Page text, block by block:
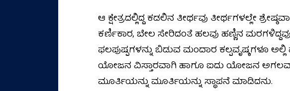
ಆ ಕ್ಷೇತ್ರದಲ್ಲಿದ್ದ ಕಡಲಿನ ತೀರ್ಥವು ತೀರ್ಥಗಳಲ್ಲೇ
ಕರ್ಣಿಕಾರ, ಬೇಲ ಸೇರಿದಂತೆ ಹಲವು ಹಣ್ಣಿನ
ಫಲಪುಷ್ಪಗಳನ್ನು ಬಿಡುವ ಮಂದಾರ ಕಲ್ಪವೃಷ್ಕಗಳೂ ಅಲ್ಲಿ
ಯೋಜನ ವಿಸ್ತಾರವಾಗಿ ಹಾಗೂ ಐದು ಯೋಜನ
ಮೂರ್ತಿಯನ್ನು ಮೂರ್ತಿಯನ್ನು ಸ್ಥಾಪನೆ ಮಾಡಿದನು.